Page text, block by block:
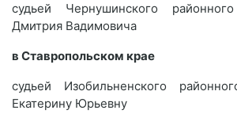
судьей Чернушинского
Дмитрия Вадимовича
в Ставропольском крае
судьей Изобильненского
Екатерину Юрьевну